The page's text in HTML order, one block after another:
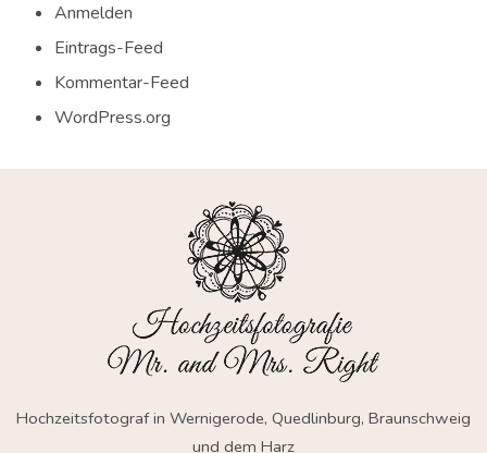
Anmelden
Eintrags-Feed
Kommentar-Feed
WordPress.org
Hochzeitsfotograf in Wernigerode, Quedlinburg, Braunschweig
und dem Harz